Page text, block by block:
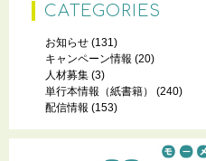
CATEGORIES
お知らせ (131)
キャンペーン情報 (20)
人材募集 (3)
単行本情報（紙書籍）
(240)
配信情報 (153)